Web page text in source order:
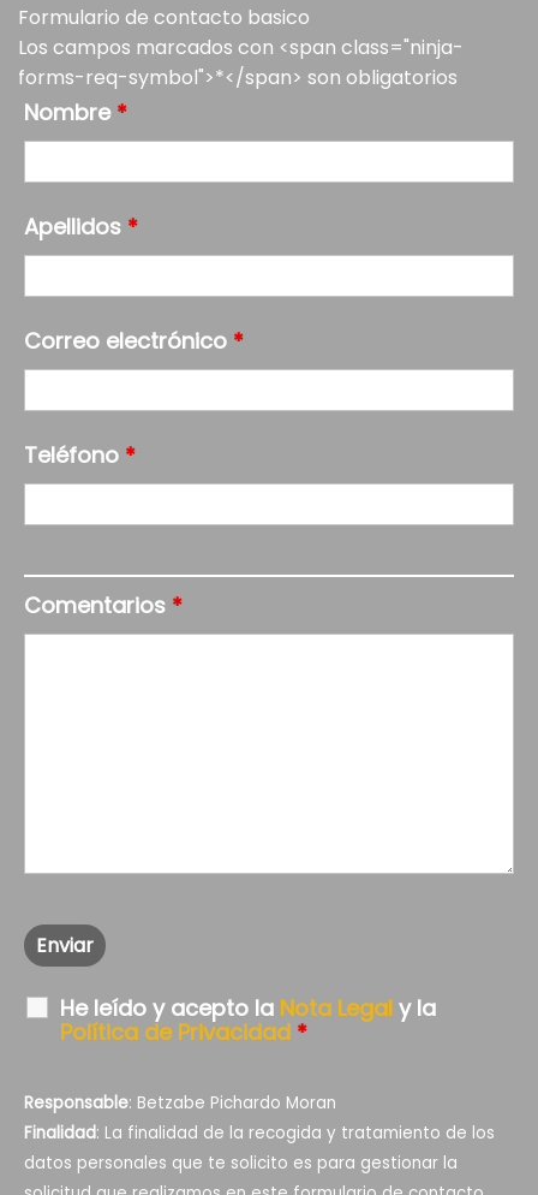
Formulario de contacto basico
Los campos marcados con <span class="ninja-
forms-req-symbol">*</span> son obligatorios
Nombre *
Apellidos *
Correo electrónico *
Teléfono *
Comentarios *
He leído y acepto la Nota Legal y la
Política de Privacidad *
Responsable: Betzabe Pichardo Moran
Finalidad: La finalidad de la recogida y tratamiento de los
datos personales que te solicito es para gestionar la